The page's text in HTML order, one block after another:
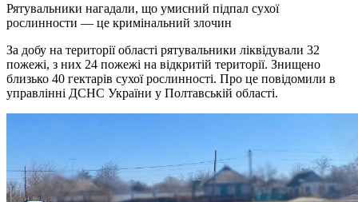
Рятувальники нагадали, що умисний підпал сухої
рослинности — це кримінальний злочин
За добу на території області рятувальники ліквідували 32
пожежі, з них 24 пожежі на відкритій території. Знищено
близько 40 гектарів сухої рослинності. Про це повідомили в
управлінні ДСНС України у Полтавській області.